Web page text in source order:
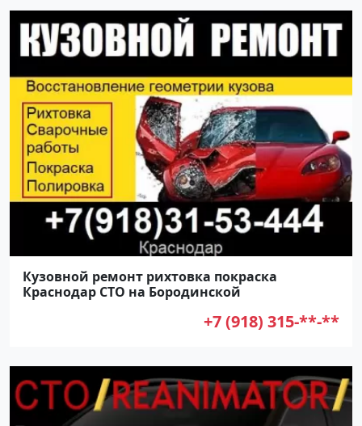
Кузовной ремонт рихтовка покраска
Краснодар СТО на Бородинской
+7 (918) 315-**-**